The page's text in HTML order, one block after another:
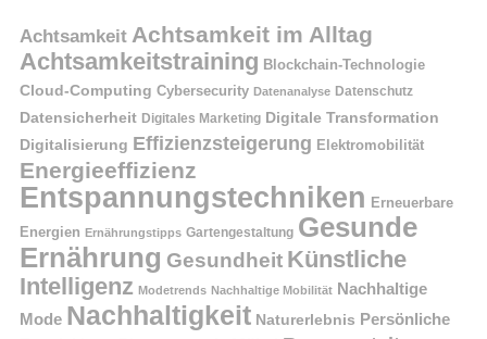
Achtsamkeit Achtsamkeit im Alltag
Achtsamkeitstraining Blockchain-Technologie
Cloud-Computing Cybersecurity Datenanalyse Datenschutz
Datensicherheit Digitales Marketing Digitale Transformation
Digitalisierung Effizienzsteigerung Elektromobilität
Energieeffizienz
Entspannungstechniken Erneuerbare
Energien Ernährungstipps Gartengestaltung Gesunde
Ernährung Gesundheit Künstliche
Intelligenz Modetrends Nachhaltige Mobilität Nachhaltige
Mode Nachhaltigkeit Naturerlebnis Persönliche